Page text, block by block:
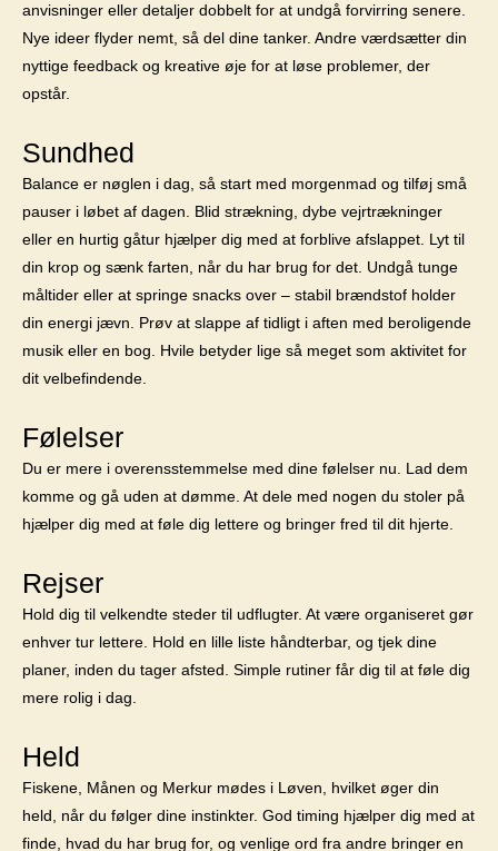
anvisninger eller detaljer dobbelt for at undgå forvirring senere.
Nye ideer flyder nemt, så del dine tanker. Andre værdsætter din
nyttige feedback og kreative øje for at løse problemer, der
opstår.
Sundhed
Balance er nøglen i dag, så start med morgenmad og tilføj små
pauser i løbet af dagen. Blid strækning, dybe vejrtrækninger
eller en hurtig gåtur hjælper dig med at forblive afslappet. Lyt til
din krop og sænk farten, når du har brug for det. Undgå tunge
måltider eller at springe snacks over – stabil brændstof holder
din energi jævn. Prøv at slappe af tidligt i aften med beroligende
musik eller en bog. Hvile betyder lige så meget som aktivitet for
dit velbefindende.
Følelser
Du er mere i overensstemmelse med dine følelser nu. Lad dem
komme og gå uden at dømme. At dele med nogen du stoler på
hjælper dig med at føle dig lettere og bringer fred til dit hjerte.
Rejser
Hold dig til velkendte steder til udflugter. At være organiseret gør
enhver tur lettere. Hold en lille liste håndterbar, og tjek dine
planer, inden du tager afsted. Simple rutiner får dig til at føle dig
mere rolig i dag.
Held
Fiskene, Månen og Merkur mødes i Løven, hvilket øger din
held, når du følger dine instinkter. God timing hjælper dig med at
finde, hvad du har brug for, og venlige ord fra andre bringer en